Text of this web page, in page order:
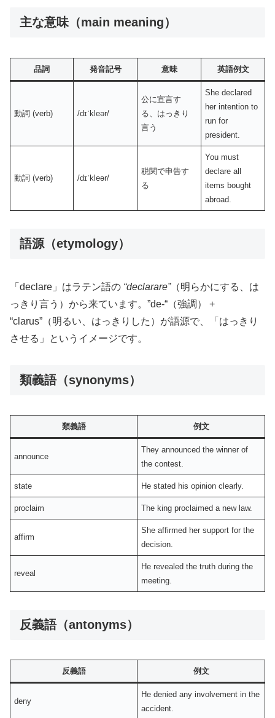
主な意味（main meaning）
品詞 発音記号 意味 英語例文
動詞 (verb) /dɪˈkleər/
公に宣言す
る、はっきり
言う
She declared
her intention to
run for
president.
動詞 (verb) /dɪˈkleər/
税関で申告す
る
You must
declare all
items bought
abroad.
語源（etymology）
「declare」はラテン語の “declarare”（明らかにする、は
っきり言う）から来ています。”de-“（強調） +
“clarus”（明るい、はっきりした）が語源で、「はっきり
させる」というイメージです。
類義語（synonyms）
類義語 例文
announce
They announced the winner of
the contest.
state He stated his opinion clearly.
proclaim The king proclaimed a new law.
affirm
She affirmed her support for the
decision.
reveal
He revealed the truth during the
meeting.
反義語（antonyms）
反義語 例文
deny
He denied any involvement in the
accident.